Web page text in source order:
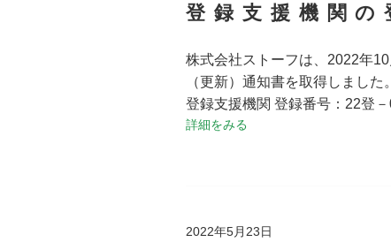
登録支援機関の
株式会社ストーフは、2022年
（更新）通知書を取得しました。
登録支援機関 登録番号：22登
詳細をみる
2022年5月23日